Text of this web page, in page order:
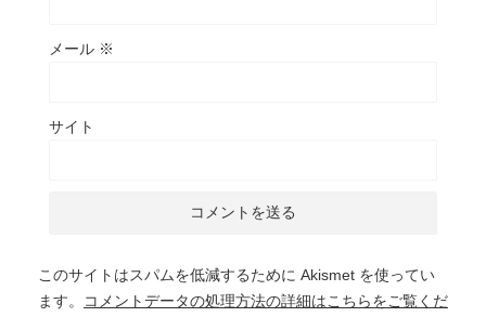
メール ※
サイト
このサイトはスパムを低減するために Akismet を使ってい
ます。
コメントデータの処理方法の詳細はこちらをご覧くだ